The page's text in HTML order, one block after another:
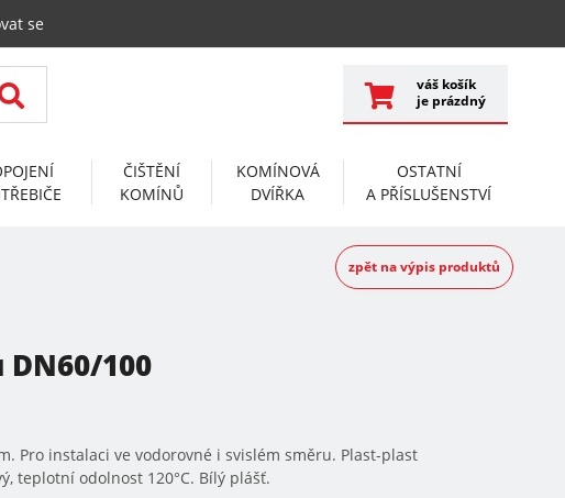
se
váš košík
je prázdný
ČIŠTĚNÍ
KOMÍNŮ
KOMÍNOVÁ
DVÍŘKA
OSTATNÍ
A PŘÍSLUŠENSTVÍ
zpět na výpis produktů
100
Pro instalaci ve vodorovné i svislém směru. Plast-plast
teplotní odolnost 120°C. Bílý plášť.